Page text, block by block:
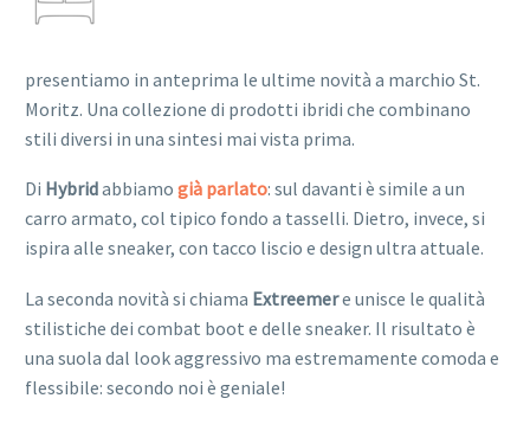
presentiamo in anteprima le ultime novità a marchio St.
Moritz. Una collezione di prodotti ibridi che combinano
stili diversi in una sintesi mai vista prima.
Di Hybridabbiamo già parlato: sul davanti è simile a un
carro armato, col tipico fondo a tasselli. Dietro, invece, si
ispira alle sneaker, con tacco liscio e design ultra attuale.
La seconda novità si chiama Extreemere unisce le qualità
stilistiche dei combat boot e delle sneaker. Il risultato è
una suola dal look aggressivo ma estremamente comoda e
flessibile: secondo noi è geniale!